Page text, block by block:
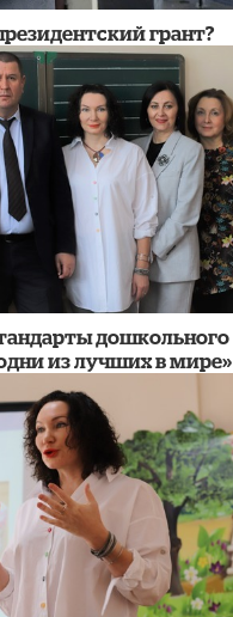
грант?
дошкольного
из лучших в мире»